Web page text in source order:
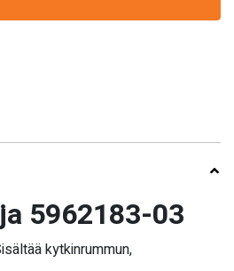
5962183-03
kytkinrummun,